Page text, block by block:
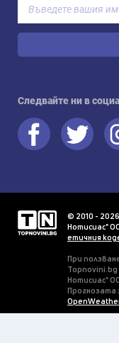
Следвайте ни в
© 2010 -
Нотисиас"
етичния
При
Topnovini.bg
Нотисиас"
Прогнозата